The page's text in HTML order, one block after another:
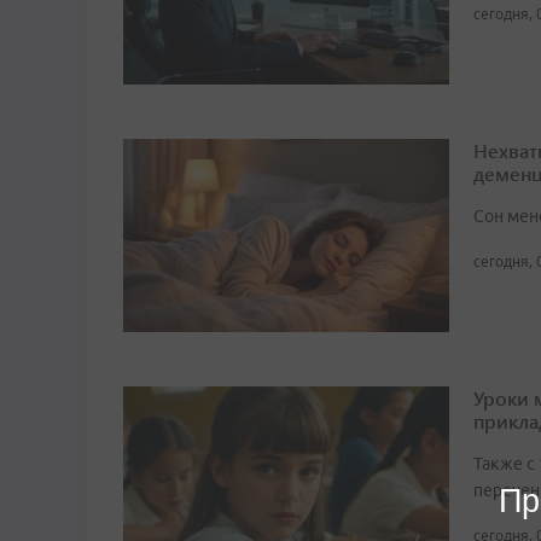
сегодня,
Сон
сегодня,
Уроки
Также с
сегодня,